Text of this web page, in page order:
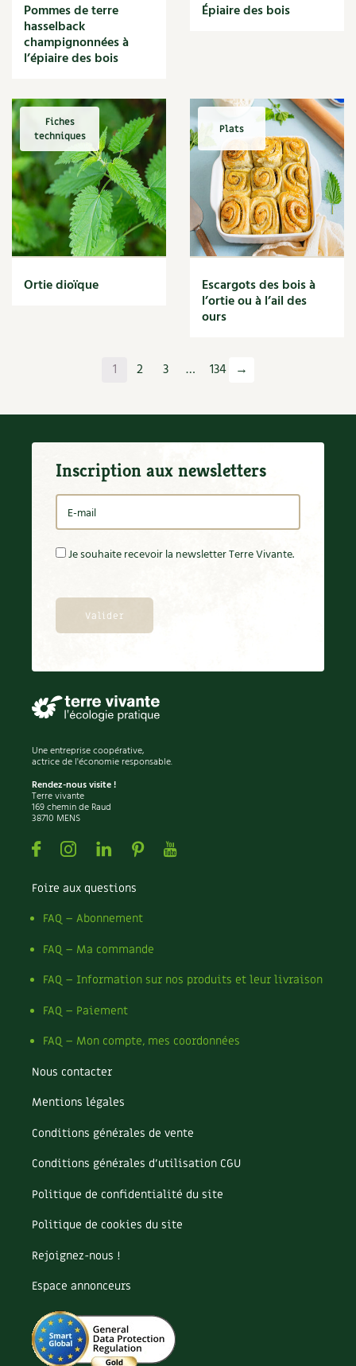
Nichoir
Noisette
Noix
Nourriture
Nuisibles
Numérique
Nutriments
Observation
Œuf
Oignon
Oiseaux
Olivier
Optimiser l'espace
Paille
Panais
Parasite
Partenariat
Participatif
Patate douce
Pelouse
Permaculture
Pesticides
Petits pois
Piment
Pissenlit
Pizza
Plantes
Plantes d'extérieur
Plantes d'intérieur
Plantes médicinales
Plantes sauvages
Plants
Plastique
Poireau
Pollinisation
Pollution
Pomme
Potager
Potager en lasagnes
Poules
Prairie fleurie
Purin
Recette
Récup'
Réparation
Reproduction
Restauration
Rocaille
Ronce (ou mûre de jardin)
Roquette
Pommes de terre
hasselback
champignonnées à
l’épiaire des bois
Épiaire des bois
Fiches
techniques
Ortie dioïque
Plats
Escargots des bois à
l’ortie ou à l’ail des
ours
1 2 3 … 134 →
Inscription aux newsletters
Je souhaite recevoir la newsletter Terre Vivante.
Une entreprise coopérative,
actrice de l'économie responsable.
Rendez-nous visite !
Terre vivante
169 chemin de Raud
38710 MENS
FacebookInstagramLinkedin
PinterestYoutube
Foire aux questions
FAQ – Abonnement
FAQ – Ma commande
FAQ – Information sur nos produits et leur livraison
FAQ – Paiement
FAQ – Mon compte, mes coordonnées
Nous contacter
Mentions légales
Conditions générales de vente
Conditions générales d’utilisation CGU
Politique de confidentialité du site
Politique de cookies du site
Rejoignez-nous !
Espace annonceurs